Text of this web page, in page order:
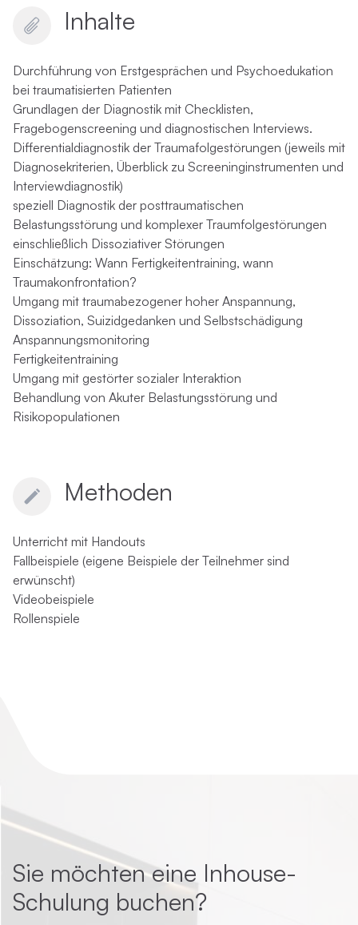
Inhalte
Durchführung von Erstgesprächen und Psychoedukation
bei traumatisierten Patienten
Grundlagen der Diagnostik mit Checklisten,
Fragebogenscreening und diagnostischen Interviews.
Differentialdiagnostik der Traumafolgestörungen (jeweils mit
Diagnosekriterien, Überblick zu Screeninginstrumenten und
Interviewdiagnostik)
speziell Diagnostik der posttraumatischen
Belastungsstörung und komplexer Traumfolgestörungen
einschließlich Dissoziativer Störungen
Einschätzung: Wann Fertigkeitentraining, wann
Traumakonfrontation?
Umgang mit traumabezogener hoher Anspannung,
Dissoziation, Suizidgedanken und Selbstschädigung
Anspannungsmonitoring
Fertigkeitentraining
Umgang mit gestörter sozialer Interaktion
Behandlung von Akuter Belastungsstörung und
Risikopopulationen
Methoden
Unterricht mit Handouts
Fallbeispiele (eigene Beispiele der Teilnehmer sind
erwünscht)
Videobeispiele
Rollenspiele
Sie möchten eine Inhouse-
Schulung buchen?